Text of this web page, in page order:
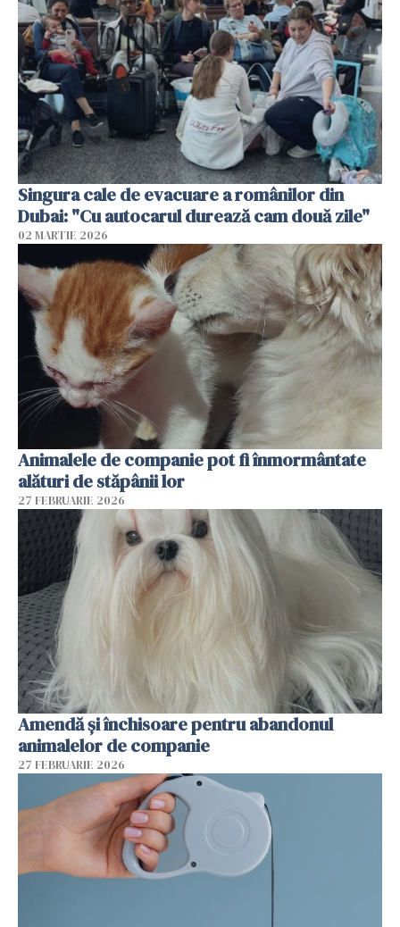
Singura cale de evacuare a românilor din
Dubai: "Cu autocarul durează cam două zile"
02 MARTIE 2026
Animalele de companie pot fi înmormântate
alături de stăpânii lor
27 FEBRUARIE 2026
Amendă și închisoare pentru abandonul
animalelor de companie
27 FEBRUARIE 2026